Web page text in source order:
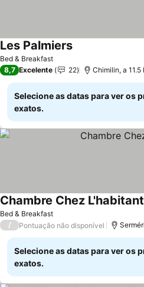
Bed & Breakfast
Les PalmiersVer preços
8,7 Excelente 22 Chimilin, a
Selecione as datas para ver os
exatos.
Bed & Breakfast
Chambre Chez L'habitant
/ Pontuação não disponível
Selecione as datas para ver os
exatos.